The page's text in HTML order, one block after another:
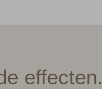
effecten.